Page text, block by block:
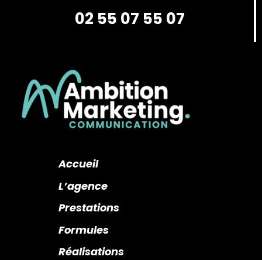
02 55 07 55 07
Accueil
L’agence
Prestations
Formules
Réalisations